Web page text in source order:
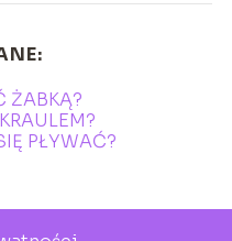
ŻABKĄ?
PŁYWAĆ?